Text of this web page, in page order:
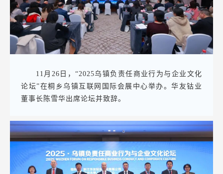
11月26日，“2025乌镇负责任商业行为与企业文化
论坛”在桐乡乌镇互联网国际会展中心举办。华友钴业
董事长陈雪华出席论坛并致辞。